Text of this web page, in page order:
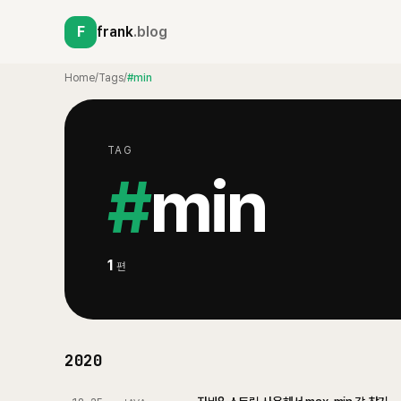
F frank.blog
Home/Tags/#min
TAG
#min
1 편
2020